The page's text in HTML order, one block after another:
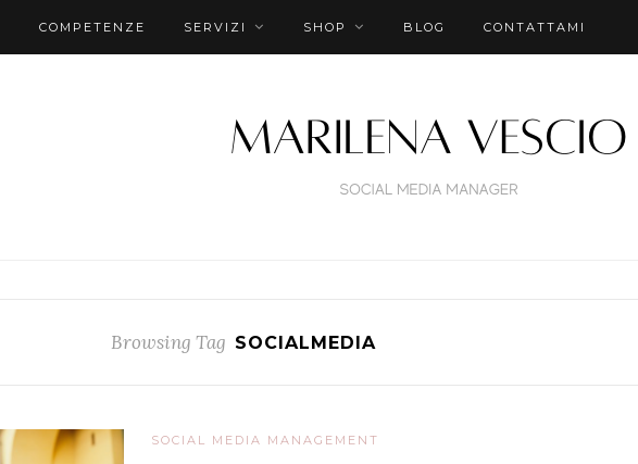
COMPETENZE SERVIZI SHOP BLOG CONTATTAMI
Browsing Tag SOCIALMEDIA
SOCIAL MEDIA MANAGEMENT